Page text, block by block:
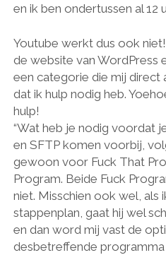
en ik ben ondertussen al 12
Youtube werkt dus ook
de website van WordPress
een categorie die mij direct
dat ik hulp nodig heb.
hulp!
“Wat heb je nodig voordat
en SFTP komen voorbij,
gewoon voor Fuck That
Program. Beide Fuck
niet. Misschien ook wel, als
stappenplan, gaat hij wel
en dan word mij vast de
desbetreffende programma